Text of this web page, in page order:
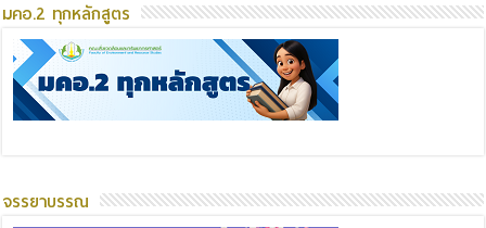
มคอ.2 ทุกหลักสูตร
จรรยาบรรณ